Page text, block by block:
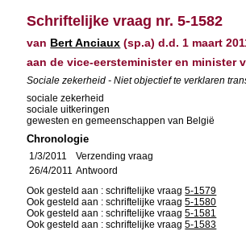
Schriftelijke vraag nr. 5-1582
van Bert Anciaux (sp.a) d.d. 1 maart
aan de vice-eersteminister en minister
Sociale zekerheid - Niet objectief te verklaren
sociale zekerheid
sociale uitkeringen
gewesten en gemeenschappen van België
Chronologie
1/3/2011
Verzending vraag
26/4/2011 Antwoord
Ook gesteld aan : schriftelijke vraag5-1579
Ook gesteld aan : schriftelijke vraag5-1580
Ook gesteld aan : schriftelijke vraag5-1581
Ook gesteld aan : schriftelijke vraag5-1583